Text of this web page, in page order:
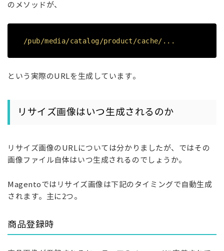
のメソッドが、
/pub/media/catalog/product/cache/...
という実際のURLを生成しています。
リサイズ画像はいつ生成されるのか
リサイズ画像のURLについては分かりましたが、ではその
画像ファイル自体はいつ生成されるのでしょうか。
Magentoではリサイズ画像は下記のタイミングで自動生成
されます。主に2つ。
商品登録時